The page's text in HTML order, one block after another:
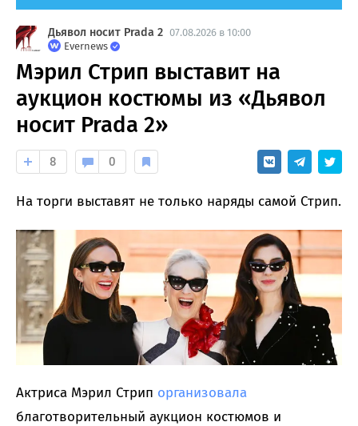
Дьявол носит Prada 2 07.08.2026 в 10:00
Evernews
Мэрил Стрип выставит на
аукцион костюмы из «Дьявол
носит Prada 2»
8 0
На торги выставят не только наряды самой Стрип.
Актриса Мэрил Стрип организовала
благотворительный аукцион костюмов и